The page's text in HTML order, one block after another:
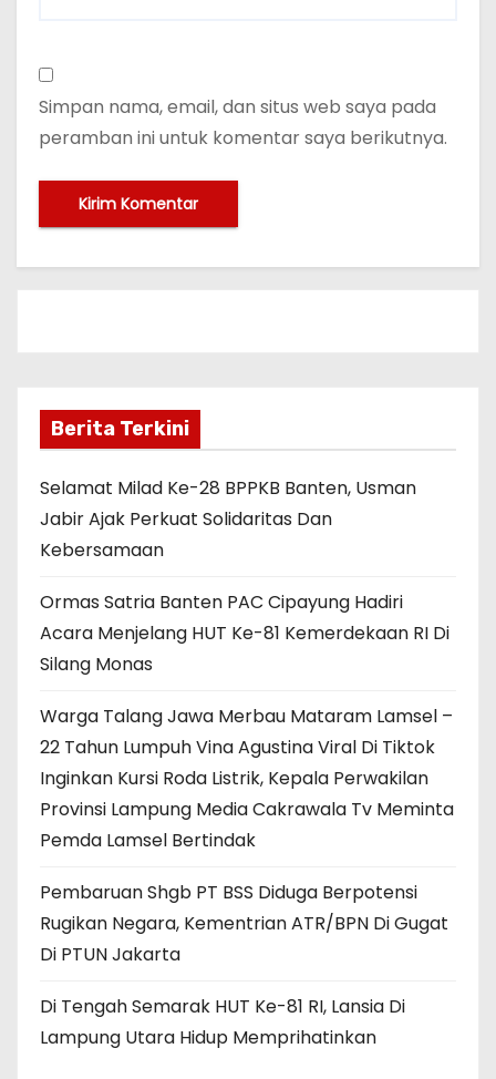
Simpan nama, email, dan situs web saya pada
peramban ini untuk komentar saya berikutnya.
Berita Terkini
Selamat Milad Ke-28 BPPKB Banten, Usman
Jabir Ajak Perkuat Solidaritas Dan
Kebersamaan
Ormas Satria Banten PAC Cipayung Hadiri
Acara Menjelang HUT Ke-81 Kemerdekaan RI Di
Silang Monas
Warga Talang Jawa Merbau Mataram Lamsel –
22 Tahun Lumpuh Vina Agustina Viral Di Tiktok
Inginkan Kursi Roda Listrik, Kepala Perwakilan
Provinsi Lampung Media Cakrawala Tv Meminta
Pemda Lamsel Bertindak
Pembaruan Shgb PT BSS Diduga Berpotensi
Rugikan Negara, Kementrian ATR/BPN Di Gugat
Di PTUN Jakarta
Di Tengah Semarak HUT Ke-81 RI, Lansia Di
Lampung Utara Hidup Memprihatinkan